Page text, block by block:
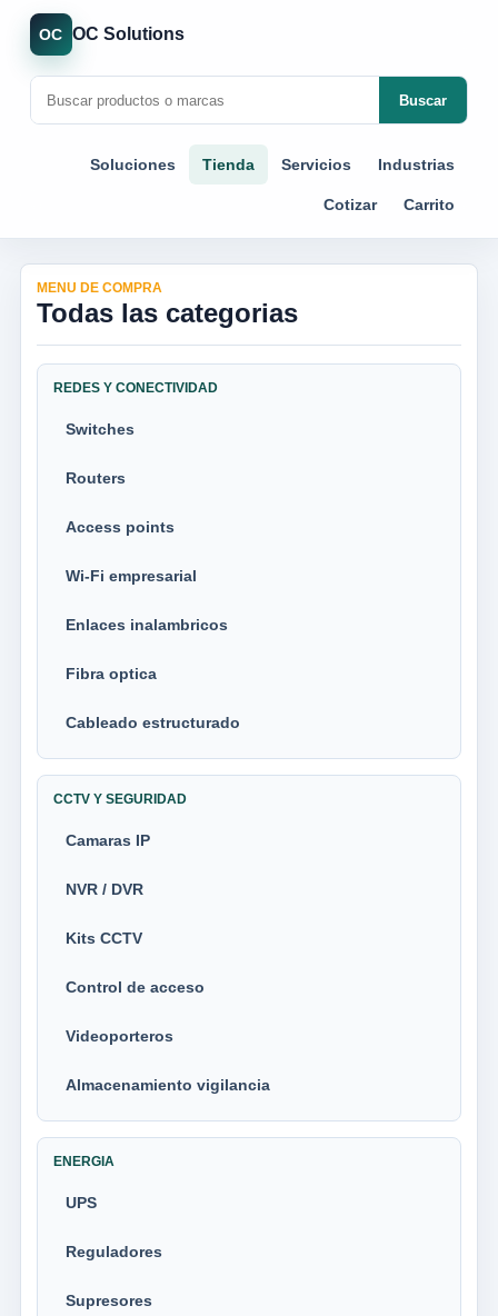
OC OC Solutions
Buscar
Soluciones Tienda Servicios Industrias
Cotizar Carrito
MENU DE COMPRA
Todas las categorias
REDES Y CONECTIVIDAD
Switches
Routers
Access points
Wi-Fi empresarial
Enlaces inalambricos
Fibra optica
Cableado estructurado
CCTV Y SEGURIDAD
Camaras IP
NVR / DVR
Kits CCTV
Control de acceso
Videoporteros
Almacenamiento vigilancia
ENERGIA
UPS
Reguladores
Supresores